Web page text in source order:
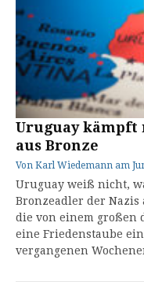
Uruguay
aus Bronze
Von Karl Wiedemann am
Uruguay weiß nicht,
Bronzeadler der Nazis
die von einem großen
eine Friedenstaube
vergangenen